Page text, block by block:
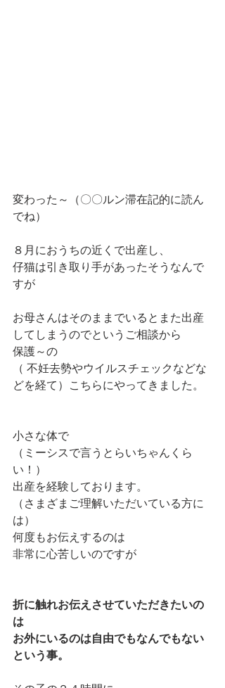
変わった～（〇〇ルン滞在記的に読ん
でね）
８月におうちの近くで出産し、
仔猫は引き取り手があったそうなんで
すが
お母さんはそのままでいるとまた出産
してしまうのでというご相談から
保護～の
（ 不妊去勢やウイルスチェックなどな
どを経て）こちらにやってきました。
小さな体で
（ミーシスで言うとらいちゃんくら
い！）
出産を経験しております。
（さまざまご理解いただいている方に
は）
何度もお伝えするのは
非常に心苦しいのですが
折に触れお伝えさせていただきたいの
は
お外にいるのは自由でもなんでもない
という事。